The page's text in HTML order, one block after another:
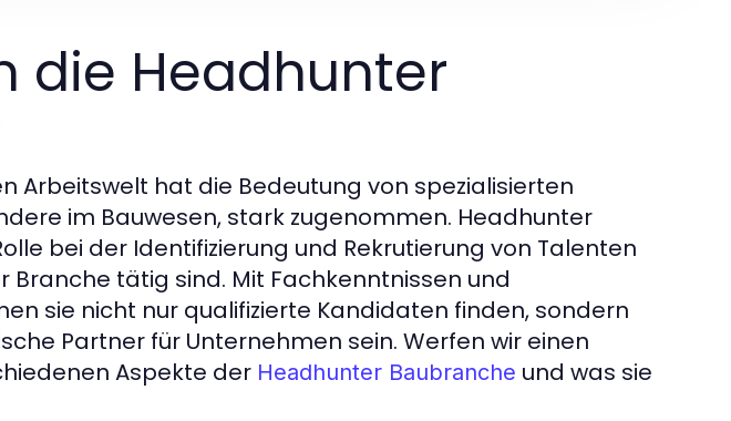
die Headhunter
Arbeitswelt hat die Bedeutung von spezialisierten
im Bauwesen, stark zugenommen. Headhunter
bei der Identifizierung und Rekrutierung von Talenten
Branche tätig sind. Mit Fachkenntnissen und
sie nicht nur qualifizierte Kandidaten finden, sondern
Partner für Unternehmen sein. Werfen wir einen
Aspekte der Headhunter Baubranche und was sie